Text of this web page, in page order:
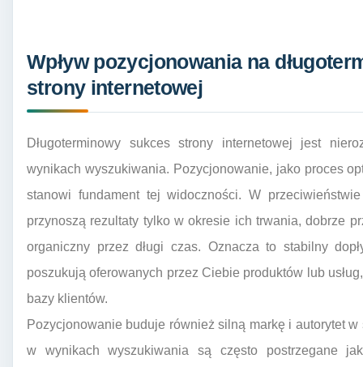
Wpływ pozycjonowania na
strony internetowej
Długoterminowy sukces strony internetowej jest
wynikach wyszukiwania. Pozycjonowanie, jako proces
stanowi fundament tej widoczności. W
przynoszą rezultaty tylko w okresie ich trwania, dobrze
organiczny przez długi czas. Oznacza to stabilny
poszukują oferowanych przez Ciebie produktów lub
bazy klientów.
Pozycjonowanie buduje również silną markę i autorytet
w wynikach wyszukiwania są często postrzegane